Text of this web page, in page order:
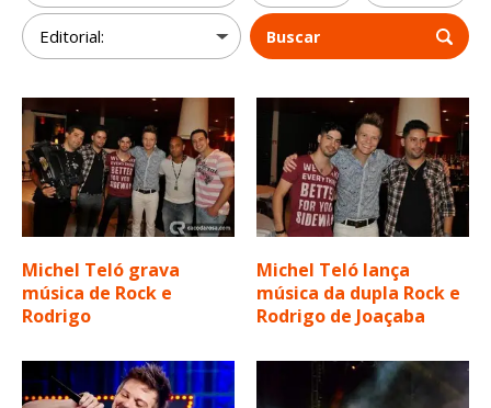
Buscar
Michel Teló grava
música de Rock e
Rodrigo
Michel Teló lança
música da dupla Rock e
Rodrigo de Joaçaba